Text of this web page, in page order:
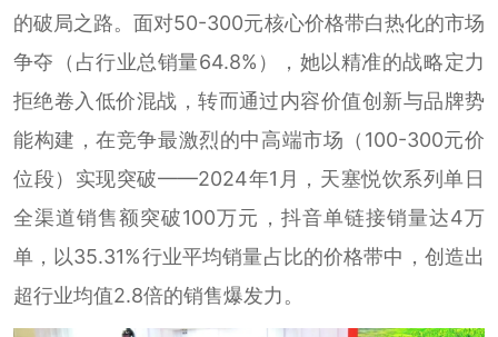
的破局之路。面对50-300元核心价格带白热化的市场
争夺（占行业总销量64.8%），她以精准的战略定力
拒绝卷入低价混战，转而通过内容价值创新与品牌势
能构建，在竞争最激烈的中高端市场（100-300元价
位段）实现突破——2024年1月，天塞悦饮系列单日
全渠道销售额突破100万元，抖音单链接销量达4万
单，以35.31%行业平均销量占比的价格带中，创造出
超行业均值2.8倍的销售爆发力。